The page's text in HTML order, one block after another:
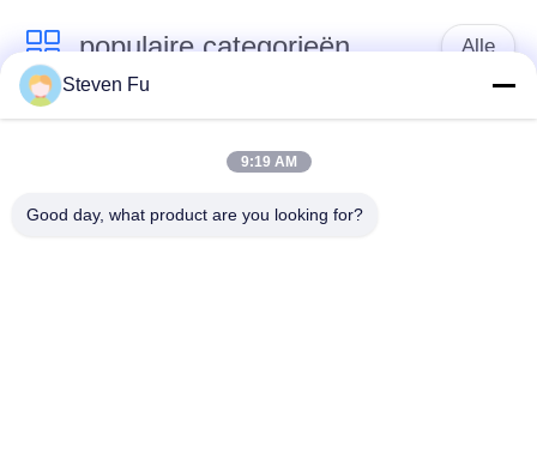
populaire categorieën Alle
stalen structuur
De Workshop van de
staalstructuur
de bouw van de
De vervaardiging van
Steven Fu
9:19 AM
Good day, what product are you looking for?